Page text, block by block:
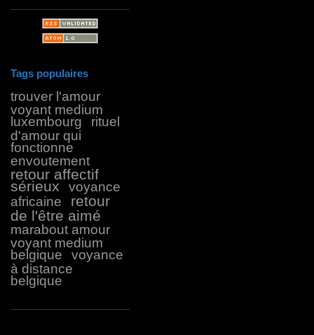
Tags populaires
trouver l'amour
voyant medium
luxembourg
rituel
d'amour qui
fonctionne
envoutement
retour affectif
sérieux
voyance
africaine
retour
de l'être aimé
marabout amour
voyant medium
belgique
voyance
à distance
belgique